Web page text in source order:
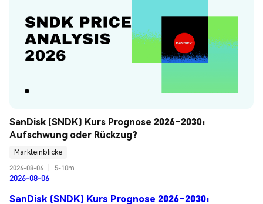
SanDisk (SNDK) Kurs Prognose 2026–2030:
Aufschwung oder Rückzug?
Markteinblicke
2026-08-06
5-10m
2026-08-06
SanDisk (SNDK) Kurs Prognose 2026–2030: